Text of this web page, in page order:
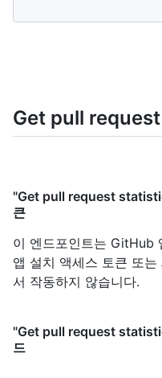
Get pull
"Get pull request
큰
이 엔드포인트는 GitHub
앱 설치 액세스 토큰 또
서 작동하지 않습니다.
"Get pull request
드